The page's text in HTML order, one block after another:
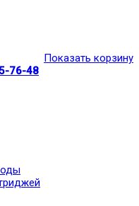
Показать корзину
76-48